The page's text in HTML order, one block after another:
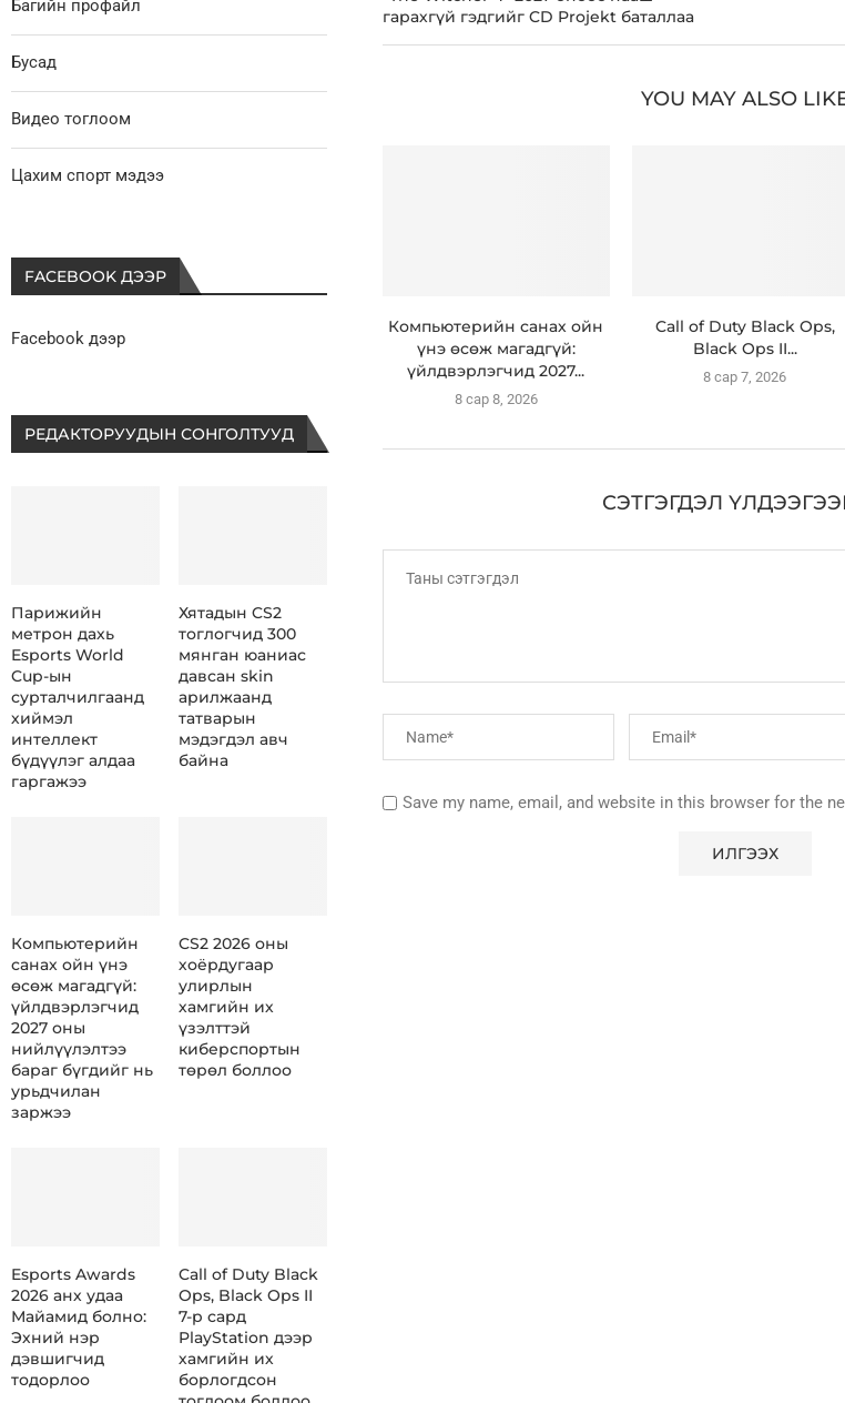
гарахгүй гэдгийг CD Projekt баталлаа
YOU MAY ALSO
Компьютерийн санах ойн
үнэ өсөж магадгүй:
үйлдвэрлэгчид 2027...
8 сар 8, 2026
Call of Duty Black Ops,
Black Ops II...
8 сар 7, 2026
СЭТГЭГДЭЛ
Save my name, email, and website in this browser for the
Багийн профайл
Бусад
Видео тоглоом
Цахим спорт мэдээ
FACEBOOK ДЭЭР
Facebook дээр
РЕДАКТОРУУДЫН СОНГОЛТУУД
Парижийн
метрон дахь
Esports World
Cup-ын
сурталчилгаанд
хиймэл
интеллект
бүдүүлэг алдаа
гаргажээ
Хятадын CS2
тоглогчид 300
мянган юаниас
давсан skin
арилжаанд
татварын
мэдэгдэл авч
байна
Компьютерийн
санах ойн үнэ
өсөж магадгүй:
үйлдвэрлэгчид
2027 оны
нийлүүлэлтээ
бараг бүгдийг нь
урьдчилан
заржээ
CS2 2026 оны
хоёрдугаар
улирлын
хамгийн их
үзэлттэй
киберспортын
төрөл боллоо
Esports Awards
2026 анх удаа
Майамид болно:
Эхний нэр
дэвшигчид
тодорлоо
Call of Duty Black
Ops, Black Ops II
7-р сард
PlayStation дээр
хамгийн их
борлогдсон